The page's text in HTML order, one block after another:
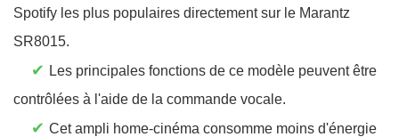
Spotify les plus populaires directement sur le Marantz
SR8015.
✔ Les principales fonctions de ce modèle peuvent être
contrôlées à l'aide de la commande vocale.
✔ Cet ampli home-cinéma consomme moins d'énergie